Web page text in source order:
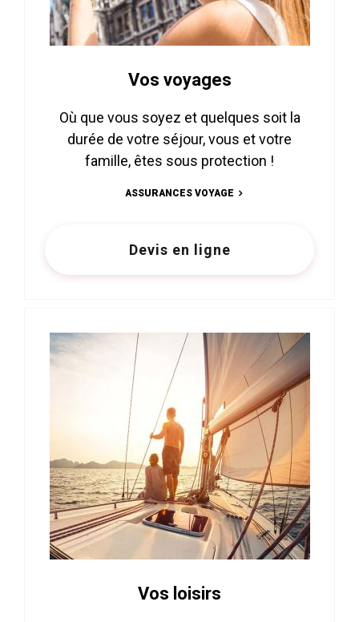
Vos voyages
Où que vous soyez et quelques soit la
durée de votre séjour, vous et votre
famille, êtes sous protection !
ASSURANCES VOYAGE
Devis en ligne
Vos loisirs